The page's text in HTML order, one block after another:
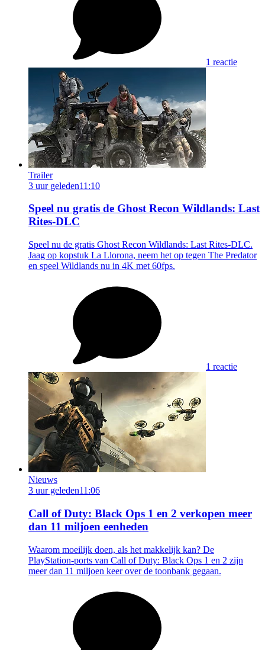
1 reactie
Trailer
3 uur geleden11:10
Speel nu gratis de Ghost Recon Wildlands: Last
Rites-DLC
Speel nu de gratis Ghost Recon Wildlands: Last Rites-DLC.
Jaag op kopstuk La Llorona, neem het op tegen The Predator
en speel Wildlands nu in 4K met 60fps.
1 reactie
Nieuws
3 uur geleden11:06
Call of Duty: Black Ops 1 en 2 verkopen meer
dan 11 miljoen eenheden
Waarom moeilijk doen, als het makkelijk kan? De
PlayStation-ports van Call of Duty: Black Ops 1 en 2 zijn
meer dan 11 miljoen keer over de toonbank gegaan.